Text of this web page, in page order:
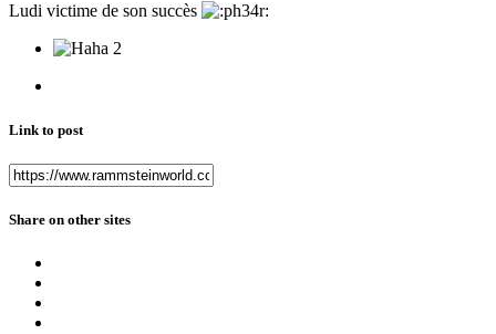
Ludi victime de son succès
2
Link to post
Share on other sites